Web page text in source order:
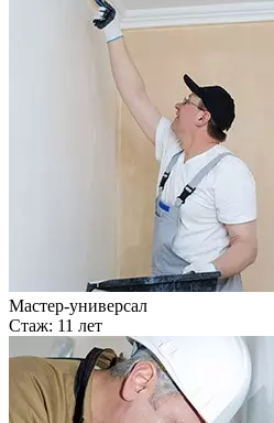
Мастер-универсал
Стаж: 11 лет